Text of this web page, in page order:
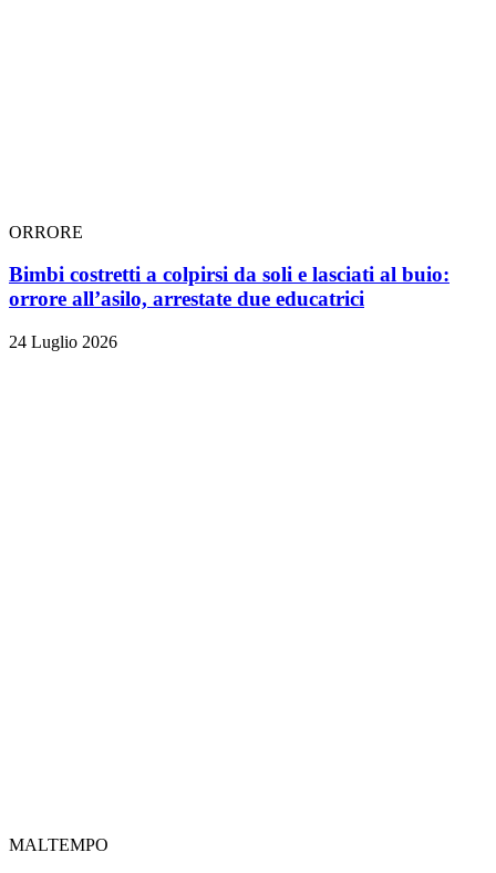
ORRORE
Bimbi costretti a colpirsi da soli e lasciati al buio:
orrore all’asilo, arrestate due educatrici
24 Luglio 2026
MALTEMPO